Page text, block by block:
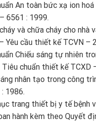
An toàn bức xạ ion
6561 : 1999.
và chữa cháy cho nhà
Yêu cầu thiết kế TCVN –
Chiếu sáng tự nhiên
chuẩn thiết kế TCXD
nhân tạo trong công
1986.
trang thiết bị y tế bệnh
hành kèm theo Quyết